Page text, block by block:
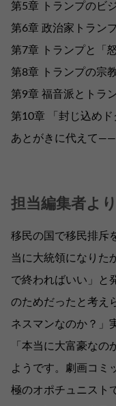
第5章 トランプのビ
第6章 政治家トラン
第7章 トランプと「
第8章 トランプの宗
第9章 福音派とトラ
第10章 「封じ込めド
あとがきに代えて
担当編集者より
移民の国で移民排斥
当に大統領になりた
で終わればいい」と
のためだったと考え
ネスマンなのか？」
「本当に大富豪な
ようです。劇画コミ
極のオポチュニスト